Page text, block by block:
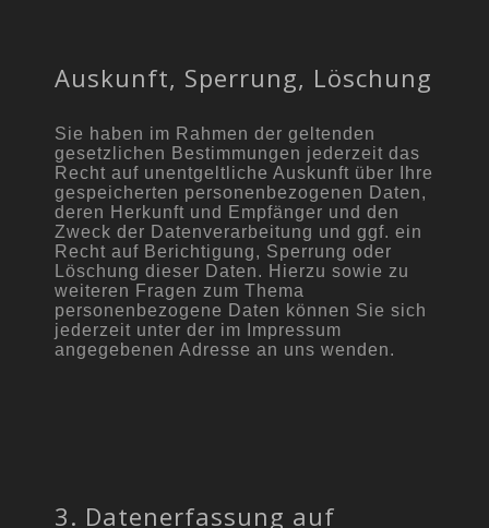
Auskunft, Sperrung, Löschung
Sie haben im Rahmen der geltenden
gesetzlichen Bestimmungen jederzeit das
Recht auf unentgeltliche Auskunft über Ihre
gespeicherten personenbezogenen Daten,
deren Herkunft und Empfänger und den
Zweck der Datenverarbeitung und ggf. ein
Recht auf Berichtigung, Sperrung oder
Löschung dieser Daten. Hierzu sowie zu
weiteren Fragen zum Thema
personenbezogene Daten können Sie sich
jederzeit unter der im Impressum
angegebenen Adresse an uns wenden.
3. Datenerfassung auf